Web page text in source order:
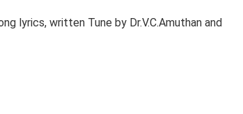
lyrics, written Tune by Dr.V.C.Amuthan and